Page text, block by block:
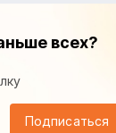
всех?
Подписаться